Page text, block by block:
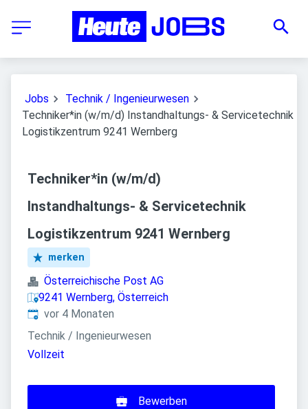
Jobs
Technik / Ingenieurwesen
Techniker*in (w/m/d) Instandhaltungs- & Servicetechnik
Logistikzentrum 9241 Wernberg
Techniker*in (w/m/d)
Instandhaltungs- & Servicetechnik
Logistikzentrum 9241 Wernberg
merken
Österreichische Post AG
9241 Wernberg, Österreich
Veröffentlicht:
vor 4 Monaten
Technik / Ingenieurwesen
Vollzeit
Bewerben